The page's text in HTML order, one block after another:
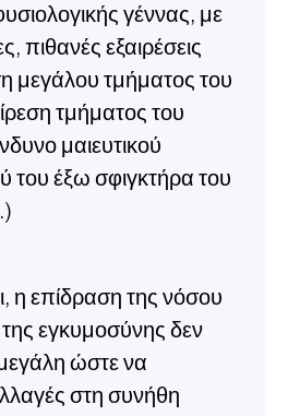
γέννας, με
πιθανές εξαιρέσεις
μεγάλου τμήματος του
τμήματος του
μαιευτικού
του έξω σφιγκτήρα του
η επίδραση της νόσου
εγκυμοσύνης δεν
ώστε να
στη συνήθη